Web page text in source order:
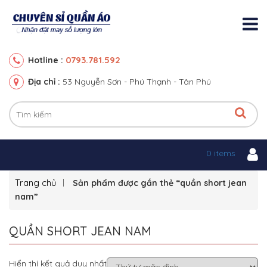
Hotline : 0793.781.592
Địa chỉ : 53 Nguyễn Sơn - Phú Thạnh - Tân Phú
0 items
Trang chủ
Sản phẩm được gắn thẻ “quần short jean
nam”
QUẦN SHORT JEAN NAM
Hiển thị kết quả duy nhất